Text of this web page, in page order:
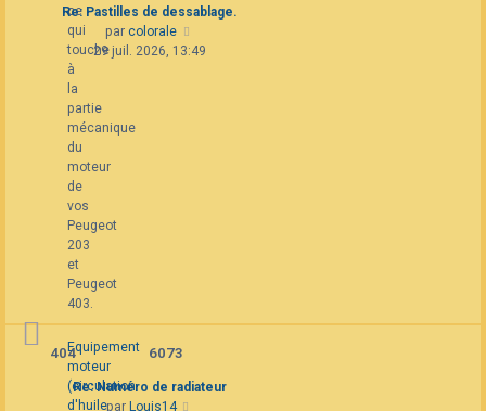
ce
qui
touche
à
la
partie
mécanique
du
moteur
de
vos
Peugeot
203
et
Peugeot
403.
Re: Pastilles de dessablage.
parcolorale
le
29 juil. 2026, 13:49
Equipement
moteur
(circulation
d'huile
404 6073
Re: Numéro de radiateur
par Louis14